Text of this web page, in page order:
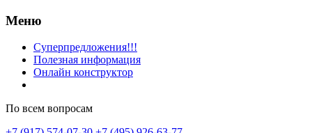
Меню
Суперпредложения!!!
Полезная информация
Онлайн конструктор
По всем вопросам